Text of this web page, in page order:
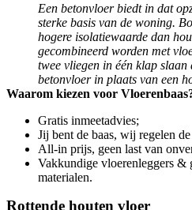
Een betonvloer biedt in dat
sterke basis van de woning.
hogere isolatiewaarde dan
gecombineerd worden met
twee vliegen in één klap slaan
betonvloer in plaats van een
Waarom kiezen voor
Gratis inmeetadvies;
Jij bent de baas, wij regelen
All-in prijs, geen last van
Vakkundige vloerenleggers &
materialen.
Rottende houten vloer